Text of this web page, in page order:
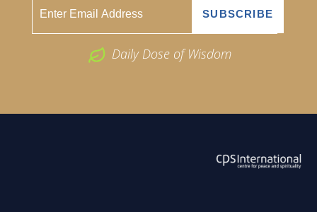
Daily Dose of Wisdom